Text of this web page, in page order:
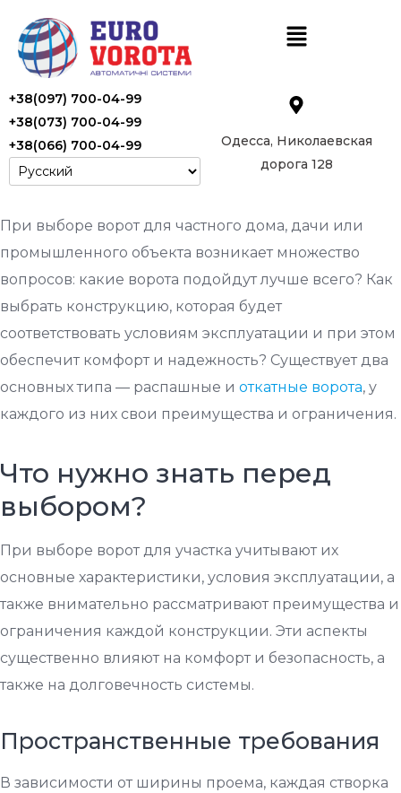
+38(097) 700-04-99
+38(073) 700-04-99
+38(066) 700-04-99
Одесса, Николаевская
дорога 128
При выборе ворот для частного дома, дачи или
промышленного объекта возникает множество
вопросов: какие ворота подойдут лучше всего? Как
выбрать конструкцию, которая будет
соответствовать условиям эксплуатации и при этом
обеспечит комфорт и надежность? Существует два
основных типа — распашные и откатные ворота, у
каждого из них свои преимущества и ограничения.
Что нужно знать перед
выбором?
При выборе ворот для участка учитывают их
основные характеристики, условия эксплуатации, а
также внимательно рассматривают преимущества и
ограничения каждой конструкции. Эти аспекты
существенно влияют на комфорт и безопасность, а
также на долговечность системы.
Пространственные требования
В зависимости от ширины проема, каждая створка